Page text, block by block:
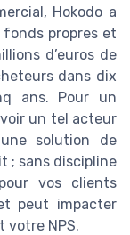
Hokodo a
fonds propres et
d’euros de
dans dix
ans. Pour un
un tel acteur
solution de
; sans discipline
vos clients
peut impacter
votre NPS.